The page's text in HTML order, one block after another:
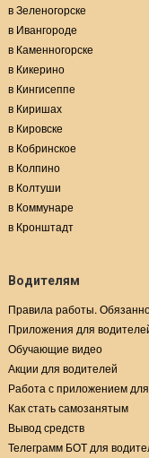
в Зеленогорске
в Ивангороде
в Каменногорске
в Кикерино
в Кингисеппе
в Киришах
в Кировске
в Кобринское
в Колпино
в Колтуши
в Коммунаре
в Кронштадт
Водителям
Правила работы.
Приложения для
Обучающие видео
Акции для водителей
Работа с приложением
Как стать самозанятым
Вывод средств
Телеграмм БОТ для